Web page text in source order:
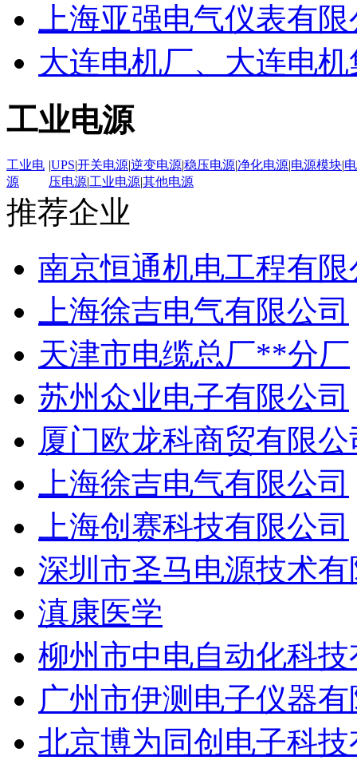
上海亚强电气仪表有
大连电机厂、大连电
工业电源
工业电
源
|UPS|开关电源|逆变电源|稳压电源|净化电源|电源模块|
压电源|工业电源|其他电源
推荐企业
南京恒通机电工程有限
上海徐吉电气有限公司
天津市电缆总厂**分厂
苏州众业电子有限公司
厦门欧龙科商贸有限公
上海徐吉电气有限公司
上海创赛科技有限公司
深圳市圣马电源技术
滇康医学
柳州市中电自动化科
广州市伊测电子仪器
北京博为同创电子科